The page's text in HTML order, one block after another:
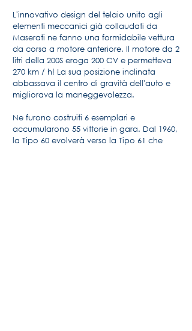
L'innovativo design del telaio unito agli
elementi meccanici già collaudati da
Maserati ne fanno una formidabile vettura
da corsa a motore anteriore. Il motore da 2
litri della 200S eroga 200 CV e permetteva
270 km / h! La sua posizione inclinata
abbassava il centro di gravità dell'auto e
migliorava la maneggevolezza.
Ne furono costruiti 6 esemplari e
accumularono 55 vittorie in gara. Dal 1960,
la Tipo 60 evolverà verso la Tipo 61 che